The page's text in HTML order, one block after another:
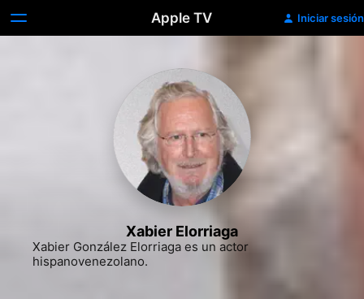
Apple TV Iniciar sesión
Xabier Elorriaga
Xabier González Elorriaga es un actor
hispanovenezolano.